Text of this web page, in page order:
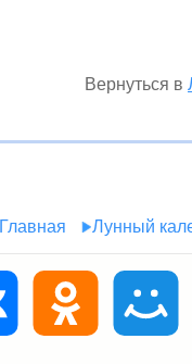
Вернуться в
Главная Лунный